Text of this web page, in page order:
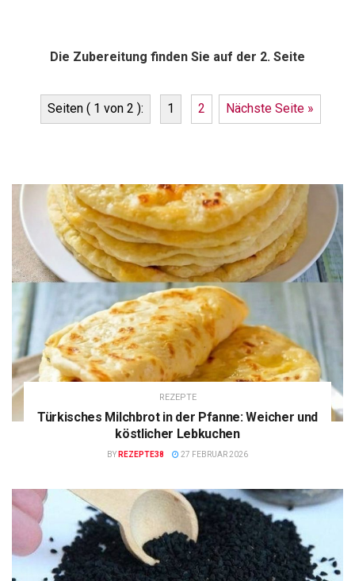
Die Zubereitung finden Sie auf der 2. Seite
Seiten ( 1 von 2 ): 1 2 Nächste Seite »
REZEPTE
Türkisches Milchbrot in der Pfanne: Weicher und
köstlicher Lebkuchen
BY REZEPTE38 27 FEBRUAR 2026